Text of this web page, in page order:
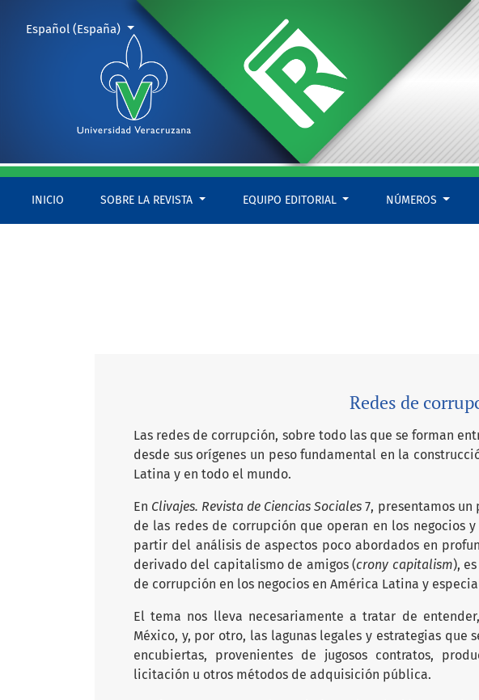
Núm. 7 (2017): Redes de corrupción
INICIO SOBRE LA REVISTA EQUIPO EDITORIAL NÚMEROS
Cambiar el idioma. El actual es:
Español (España)
Redes de
Las redes de corrupción, sobre todo las que se forman
desde sus orígenes un peso fundamental en la
Latina y en todo el mundo.
En Clivajes. Revista de Ciencias Sociales 7, presentamos
de las redes de corrupción que operan en los negocios
partir del análisis de aspectos poco abordados en
derivado del capitalismo de amigos (crony capitalism),
de corrupción en los negocios en América Latina y
El tema nos lleva necesariamente a tratar de
México, y, por otro, las lagunas legales y estrategias que
encubiertas, provenientes de jugosos contratos,
licitación u otros métodos de adquisición pública.